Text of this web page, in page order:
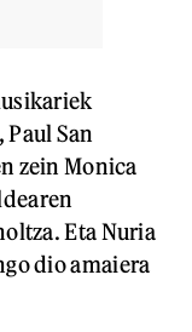
San
zein Monica
Eta Nuria
dio amaiera